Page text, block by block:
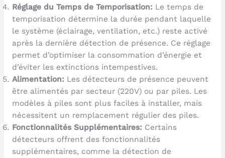
Réglage du Temps de Temporisation: Le temps de
temporisation détermine la durée pendant laquelle
le système (éclairage, ventilation, etc.) reste activé
après la dernière détection de présence. Ce réglage
permet d’optimiser la consommation d’énergie et
d’éviter les extinctions intempestives.
Alimentation: Les détecteurs de présence peuvent
être alimentés par secteur (220V) ou par piles. Les
modèles à piles sont plus faciles à installer, mais
nécessitent un remplacement régulier des piles.
Fonctionnalités Supplémentaires: Certains
détecteurs offrent des fonctionnalités
supplémentaires, comme la détection de